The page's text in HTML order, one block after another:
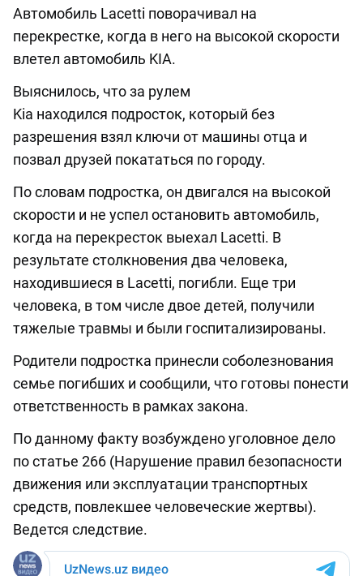
Автомобиль Lacetti поворачивал на
перекрестке, когда в него на высокой скорости
влетел автомобиль KIA.
Выяснилось, что за рулем
Kia находился подросток, который без
разрешения взял ключи от машины отца и
позвал друзей покататься по городу.
По словам подростка, он двигался на высокой
скорости и не успел остановить автомобиль,
когда на перекресток выехал Lacetti. В
результате столкновения два человека,
находившиеся в Lacetti, погибли. Еще три
человека, в том числе двое детей, получили
тяжелые травмы и были госпитализированы.
Родители подростка принесли соболезнования
семье погибших и сообщили, что готовы понести
ответственность в рамках закона.
По данному факту возбуждено уголовное дело
по статье 266 (Нарушение правил безопасности
движения или эксплуатации транспортных
средств, повлекшее человеческие жертвы).
Ведется следствие.